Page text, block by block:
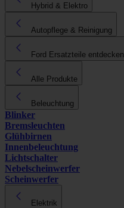
Hybrid & Elektro
Autopflege & Reinigung
Ford Ersatzteile entdecken
Alle Produkte
Beleuchtung
Blinker
Bremsleuchten
Glühbirnen
Innenbeleuchtung
Lichtschalter
Nebelscheinwerfer
Scheinwerfer
Elektrik